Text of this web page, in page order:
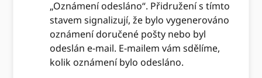
„Oznámení odesláno“. Přidružení s tímto
stavem signalizují, že bylo vygenerováno
oznámení doručené pošty nebo byl
odeslán e-mail. E-mailem vám sdělíme,
kolik oznámení bylo odesláno.